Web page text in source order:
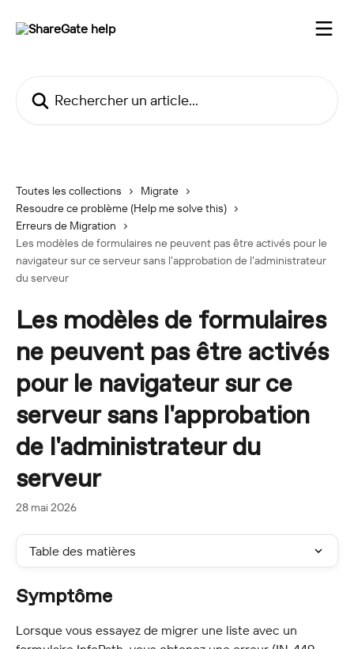
Toutes les collections
Migrate
Resoudre ce problème (Help me solve this)
Erreurs de Migration
Les modèles de formulaires ne peuvent pas être activés pour le
navigateur sur ce serveur sans l'approbation de l'administrateur
du serveur
Les modèles de formulaires
ne peuvent pas être activés
pour le navigateur sur ce
serveur sans l'approbation
de l'administrateur du
serveur
28 mai 2026
Table des matières
Symptôme
Lorsque vous essayez de migrer une liste avec un